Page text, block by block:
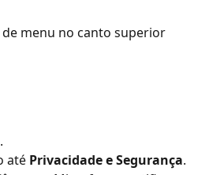
de menu no canto superior
.
até Privacidade e Segurança.